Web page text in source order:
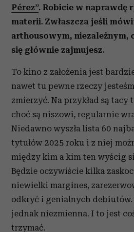
Pérez”. Robicie w naprawdę
materii. Zwłaszcza jeśli
arthousowym, niezależnym,
się głównie zajmujesz.
To kino z założenia jest
nawet tu pewne rzeczy
zmierzyć. Na przykład są tacy
choć są niszowi, regularnie
Niedawno wyszła lista 60
tytułów 2025 roku i z niej
między kim a kim ten wyścig
Będzie oczywiście kilka
niewielki margines,
odkryć i genialnych debiutów.
jednak niezmienna. I to jest
trzymać.